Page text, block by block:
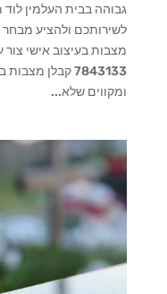
גבוהה בבית העלמין
לשירותכם ולהציע
7843133 קבלן
ומקווים שלא...